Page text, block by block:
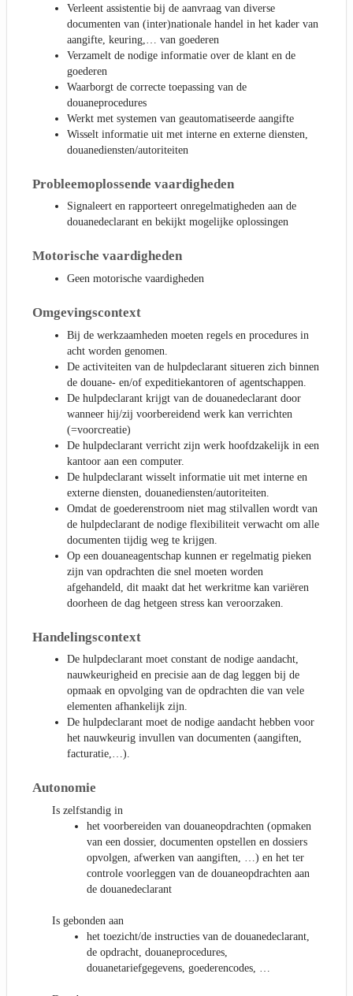
Verleent assistentie bij de aanvraag van diverse
documenten van (inter)nationale handel in het kader van
aangifte, keuring,… van goederen
Verzamelt de nodige informatie over de klant en de
goederen
Waarborgt de correcte toepassing van de
douaneprocedures
Werkt met systemen van geautomatiseerde aangifte
Wisselt informatie uit met interne en externe diensten,
douanediensten/autoriteiten
Probleemoplossende vaardigheden
Signaleert en rapporteert onregelmatigheden aan de
douanedeclarant en bekijkt mogelijke oplossingen
Motorische vaardigheden
Geen motorische vaardigheden
Omgevingscontext
Bij de werkzaamheden moeten regels en procedures in
acht worden genomen.
De activiteiten van de hulpdeclarant situeren zich binnen
de douane- en/of expeditiekantoren of agentschappen.
De hulpdeclarant krijgt van de douanedeclarant door
wanneer hij/zij voorbereidend werk kan verrichten
(=voorcreatie)
De hulpdeclarant verricht zijn werk hoofdzakelijk in een
kantoor aan een computer.
De hulpdeclarant wisselt informatie uit met interne en
externe diensten, douanediensten/autoriteiten.
Omdat de goederenstroom niet mag stilvallen wordt van
de hulpdeclarant de nodige flexibiliteit verwacht om alle
documenten tijdig weg te krijgen.
Op een douaneagentschap kunnen er regelmatig pieken
zijn van opdrachten die snel moeten worden
afgehandeld, dit maakt dat het werkritme kan variëren
doorheen de dag hetgeen stress kan veroorzaken.
Handelingscontext
De hulpdeclarant moet constant de nodige aandacht,
nauwkeurigheid en precisie aan de dag leggen bij de
opmaak en opvolging van de opdrachten die van vele
elementen afhankelijk zijn.
De hulpdeclarant moet de nodige aandacht hebben voor
het nauwkeurig invullen van documenten (aangiften,
facturatie,…).
Autonomie
Is zelfstandig in
het voorbereiden van douaneopdrachten (opmaken
van een dossier, documenten opstellen en dossiers
opvolgen, afwerken van aangiften, …) en het ter
controle voorleggen van de douaneopdrachten aan
de douanedeclarant
Is gebonden aan
het toezicht/de instructies van de douanedeclarant,
de opdracht, douaneprocedures,
douanetariefgegevens, goederencodes, …